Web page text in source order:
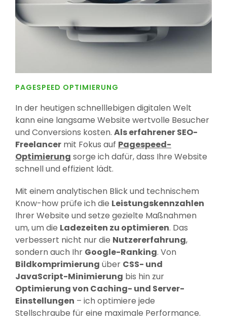
PAGESPEED OPTIMIERUNG
In der heutigen schnelllebigen digitalen Welt
kann eine langsame Website wertvolle Besucher
und Conversions kosten. Als erfahrener SEO-
Freelancer mit Fokus auf Pagespeed-
Optimierung sorge ich dafür, dass Ihre Website
schnell und effizient lädt.
Mit einem analytischen Blick und technischem
Know-how prüfe ich die Leistungskennzahlen
Ihrer Website und setze gezielte Maßnahmen
um, um die Ladezeiten zu optimieren. Das
verbessert nicht nur die Nutzererfahrung,
sondern auch Ihr Google-Ranking. Von
Bildkomprimierung über CSS- und
JavaScript-Minimierung bis hin zur
Optimierung von Caching- und Server-
Einstellungen – ich optimiere jede
Stellschraube für eine maximale Performance.